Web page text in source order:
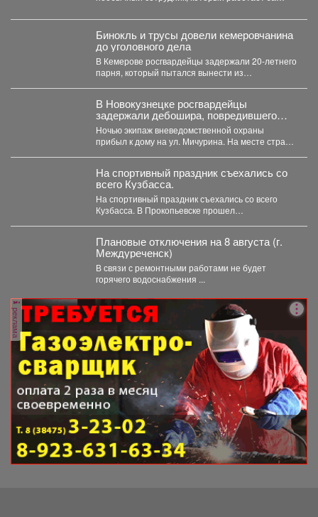
Бинокль и трусы довели кемеровчанина
до уголовного дела
В Кемерове росгвардейцы задержали 20-летнего
парня, который пытался вынести из
В Новокузнецке росгвардейцы
задержали дебошира, повредившего
окно и дверь квартиры сожительницы
Ночью экипаж вневедомственной охраны
прибыл к дому на ул. Мичурина. На месте стражи
На спортивный праздник съехались со
всего Кузбасса.
На спортивный праздник съехались со всего
Кузбасса. В Прокопьевске прошел
Плановые отключения на 8 августа (г.
Междуреченск)
В связи с ремонтными работами не будет
горячего водоснабжения ...
реклама